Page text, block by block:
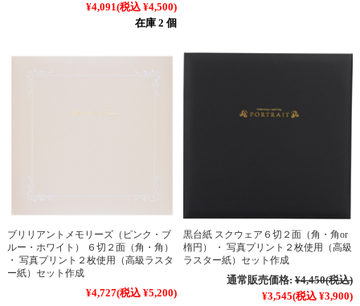
¥4,091(税込 ¥4,500)
在庫 2 個
ブリリアントメモリーズ（ピンク・ブ
ルー・ホワイト） ６切２面（角・角）
・ 写真プリント２枚使用（高級ラスタ
ー紙）セット作成
¥4,727(税込 ¥5,200)
黒台紙 スクウェア６切２面（角・角or
楕円） ・ 写真プリント２枚使用（高級
ラスター紙）セット作成
通常販売価格: ¥4,450(税込)
¥3,545(税込 ¥3,900)